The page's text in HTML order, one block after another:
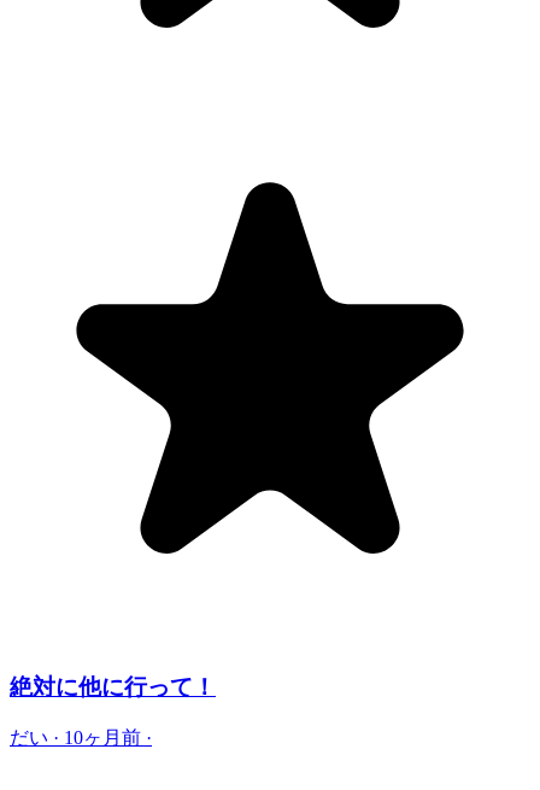
絶対に他に行って！
だい · 10ヶ月前 ·